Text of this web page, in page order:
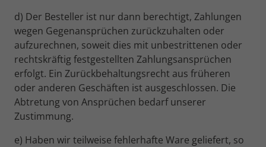
d) Der Besteller ist nur dann berechtigt, Zahlungen
wegen Gegenansprüchen zurückzuhalten oder
aufzurechnen, soweit dies mit unbestrittenen oder
rechtskräftig festgestellten Zahlungsansprüchen
erfolgt. Ein Zurückbehaltungsrecht aus früheren
oder anderen Geschäften ist ausgeschlossen. Die
Abtretung von Ansprüchen bedarf unserer
Zustimmung.
e) Haben wir teilweise fehlerhafte Ware geliefert, so
Zweck
Wird von Facebook genutzt, um eine
Reihe von Werbeprodukten anzuzeigen,
zum Beispiel Echtzeitgebote dritter
Werbetreibender.
Name tr
Anbieter Facebook Inc.